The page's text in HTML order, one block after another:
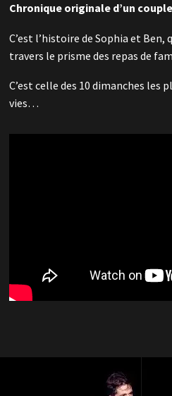
Chronique originale d’un
C’est l’histoire de Sophia et Ben,
travers le prisme des repas de
C’est celle des 10 dimanches les
vies…